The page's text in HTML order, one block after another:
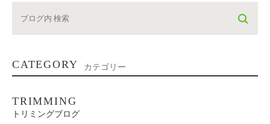
CATEGORY カテゴリー
TRIMMING
トリミングブログ